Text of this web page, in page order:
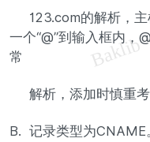
123.com的解析，主
一个“@”到输入框内，
常
解析，添加时慎重考
B. 记录类型为CNAME